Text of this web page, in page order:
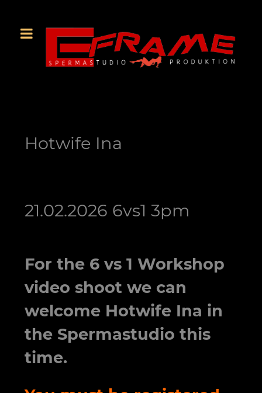
Hotwife Ina
21.02.2026 6vs1 3pm
For the 6 vs 1 Workshop
video shoot we can
welcome Hotwife Ina in
the Spermastudio this
time.